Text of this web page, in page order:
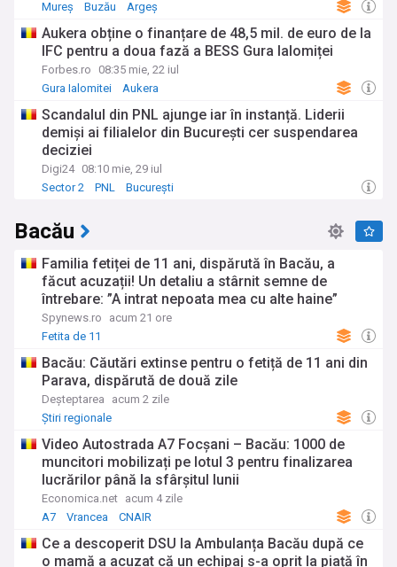
Mureș Buzău Argeș
Aukera obține o finanțare de 48,5 mil. de euro de la
IFC pentru a doua fază a BESS Gura Ialomiței
Forbes.ro
08:35 mie, 22 iul
Gura Ialomitei
Aukera
Scandalul din PNL ajunge iar în instanță. Liderii
demiși ai filialelor din București cer suspendarea
deciziei
Digi24 08:10 mie, 29 iul
Sector 2
PNL București
Bacău
Familia fetiței de 11 ani, dispărută în Bacău, a
făcut acuzații! Un detaliu a stârnit semne de
întrebare: ”A intrat nepoata mea cu alte haine”
Spynews.ro
acum 21 ore
Fetita de 11
Bacău: Căutări extinse pentru o fetiță de 11 ani din
Parava, dispărută de două zile
Deșteptarea
acum 2 zile
Știri regionale
Video Autostrada A7 Focșani – Bacău: 1000 de
muncitori mobilizați pe lotul 3 pentru finalizarea
lucrărilor până la sfârșitul lunii
Economica.net acum 4 zile
A7
Vrancea CNAIR
Ce a descoperit DSU la Ambulanța Bacău după ce
o mamă a acuzat că un echipaj s-a oprit la piață în